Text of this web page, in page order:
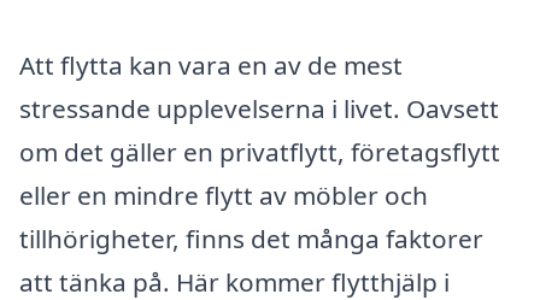
Att flytta kan vara en av de mest
stressande upplevelserna i livet. Oavsett
om det gäller en privatflytt, företagsflytt
eller en mindre flytt av möbler och
tillhörigheter, finns det många faktorer
att tänka på. Här kommer flytthjälp i